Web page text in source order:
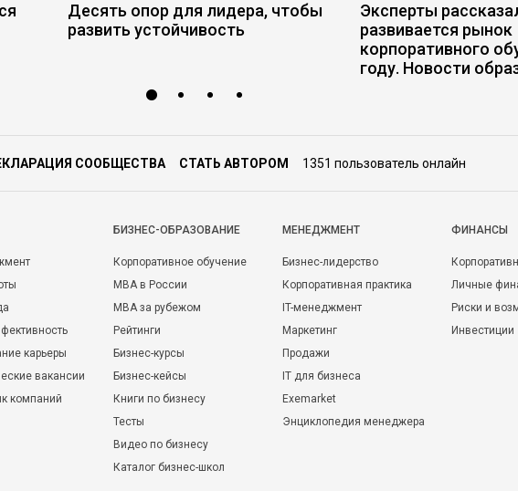
Десять опор для лидера, чтобы
развить устойчивость
Эксперты
развивается рынок
корпоративного
году. Новости
СООБЩЕСТВА СТАТЬ АВТОРОМ 1351 пользователь онлайн
карьеры
вакансии
компаний
БИЗНЕС-ОБРАЗОВАНИЕ
Корпоративное обучение
MBA в России
MBA за рубежом
Рейтинги
Бизнес-курсы
Бизнес-кейсы
Книги по бизнесу
Тесты
Видео по бизнесу
Каталог бизнес-школ
МЕНЕДЖМЕНТ
Бизнес-лидерство
Корпоративная практика
IT-менеджмент
Маркетинг
Продажи
IT для бизнеса
Exemarket
Энциклопедия менеджера
ФИНАНСЫ
Личные
Риски и
Инвестиции